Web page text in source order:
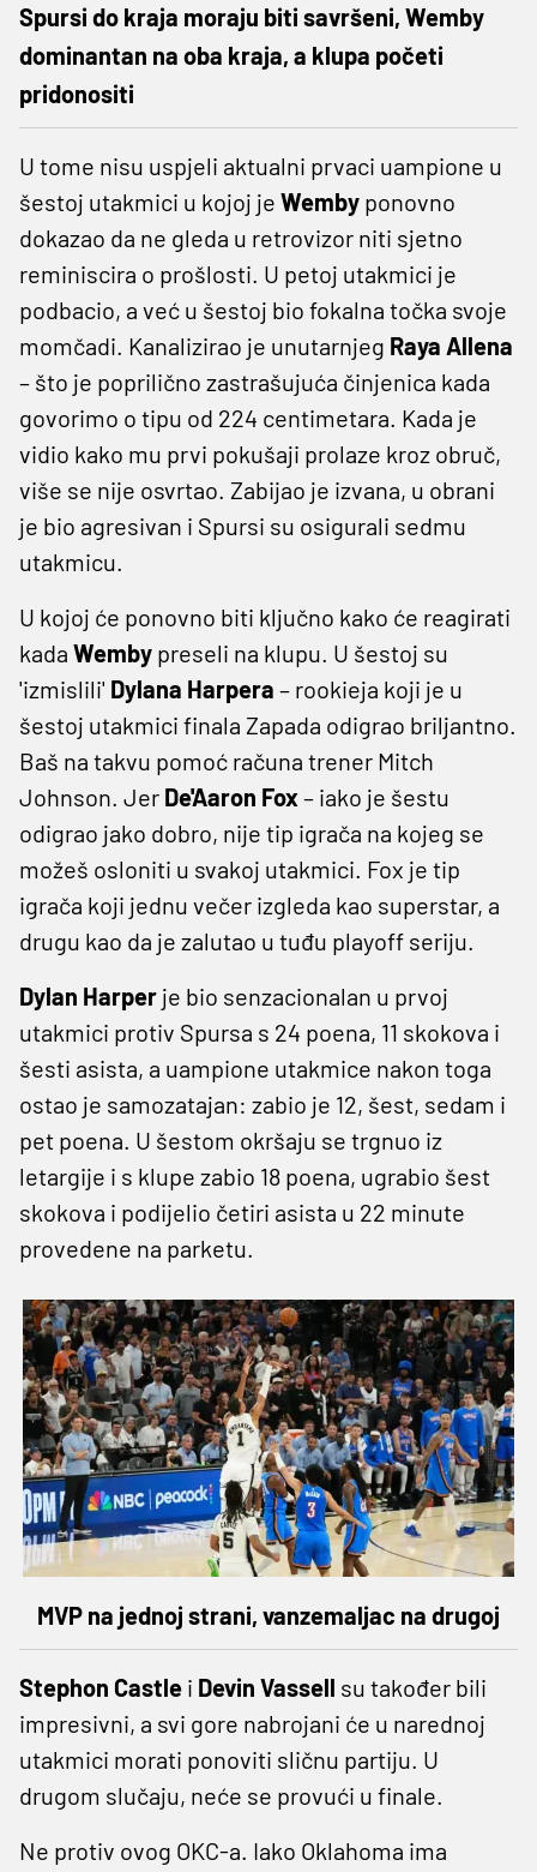
Spursi do kraja moraju biti savršeni, Wemby
dominantan na oba kraja, a klupa početi
pridonositi
U tome nisu uspjeli aktualni prvaci uampione u
šestoj utakmici u kojoj je Wemby ponovno
dokazao da ne gleda u retrovizor niti sjetno
reminiscira o prošlosti. U petoj utakmici je
podbacio, a već u šestoj bio fokalna točka svoje
momčadi. Kanalizirao je unutarnjeg Raya Allena
– što je poprilično zastrašujuća činjenica kada
govorimo o tipu od 224 centimetara. Kada je
vidio kako mu prvi pokušaji prolaze kroz obruč,
više se nije osvrtao. Zabijao je izvana, u obrani
je bio agresivan i Spursi su osigurali sedmu
utakmicu.
U kojoj će ponovno biti ključno kako će reagirati
kada Wemby preseli na klupu. U šestoj su
'izmislili' Dylana Harpera – rookieja koji je u
šestoj utakmici finala Zapada odigrao briljantno.
Baš na takvu pomoć računa trener Mitch
Johnson. Jer De'Aaron Fox– iako je šestu
odigrao jako dobro, nije tip igrača na kojeg se
možeš osloniti u svakoj utakmici. Fox je tip
igrača koji jednu večer izgleda kao superstar, a
drugu kao da je zalutao u tuđu playoff seriju.
Dylan Harper je bio senzacionalan u prvoj
utakmici protiv Spursa s 24 poena, 11 skokova i
šesti asista, a uampione utakmice nakon toga
ostao je samozatajan: zabio je 12, šest, sedam i
pet poena. U šestom okršaju se trgnuo iz
letargije i s klupe zabio 18 poena, ugrabio šest
skokova i podijelio četiri asista u 22 minute
provedene na parketu.
MVP na jednoj strani, vanzemaljac na drugoj
Stephon Castle i Devin Vassell su također bili
impresivni, a svi gore nabrojani će u narednoj
utakmici morati ponoviti sličnu partiju. U
drugom slučaju, neće se provući u finale.
Ne protiv ovog OKC-a. Iako Oklahoma ima